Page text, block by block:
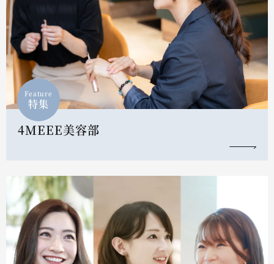
Feature
特集
4MEEE美容部